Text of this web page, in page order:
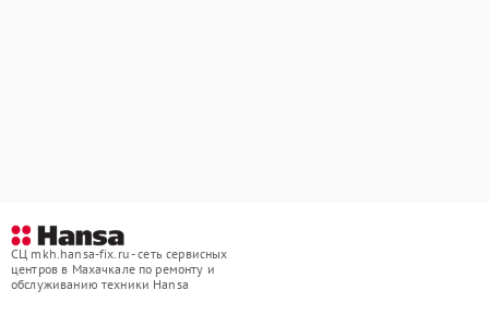
СЦ mkh.hansa-fix.ru - сеть сервисных
центров в Махачкале по ремонту и
обслуживанию техники Hansa